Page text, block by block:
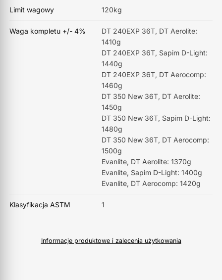
Limit wagowy 120kg
Waga kompletu +/- 4%
DT 240EXP 36T, DT Aerolite:
1410g
DT 240EXP 36T, Sapim D-Light:
1440g
DT 240EXP 36T, DT Aerocomp:
1460g
DT 350 New 36T, DT Aerolite:
1450g
DT 350 New 36T, Sapim D-Light:
1480g
DT 350 New 36T, DT Aerocomp:
1500g
Evanlite, DT Aerolite: 1370g
Evanlite, Sapim D-Light: 1400g
Evanlite, DT Aerocomp: 1420g
Klasyfikacja ASTM 1
Informacje produktowe i zalecenia użytkowania